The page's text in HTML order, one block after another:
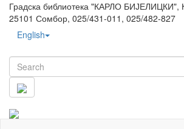
Градска библиотека "КАРЛО БИЈЕЛИЦКИ",
25101 Сомбор, 025/431-011, 025/482-827
English